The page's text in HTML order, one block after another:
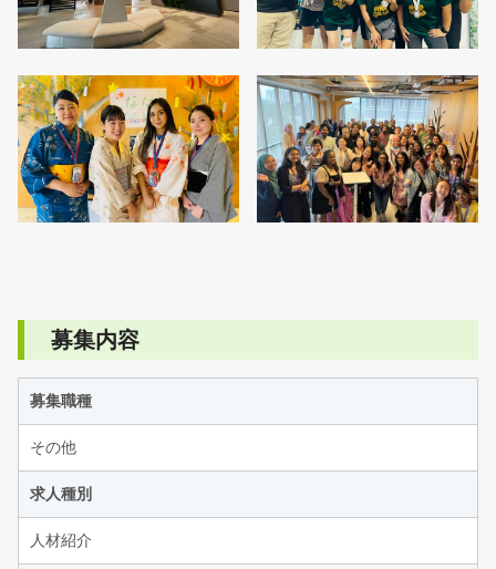
募集内容
募集職種
その他
求人種別
人材紹介